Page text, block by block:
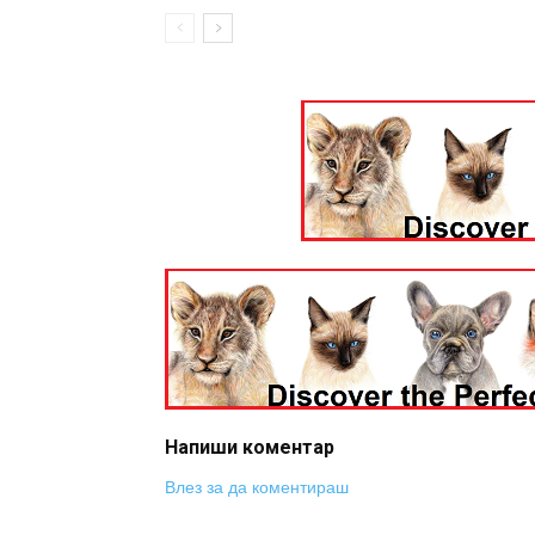
Напиши коментар
Влез за да коментираш